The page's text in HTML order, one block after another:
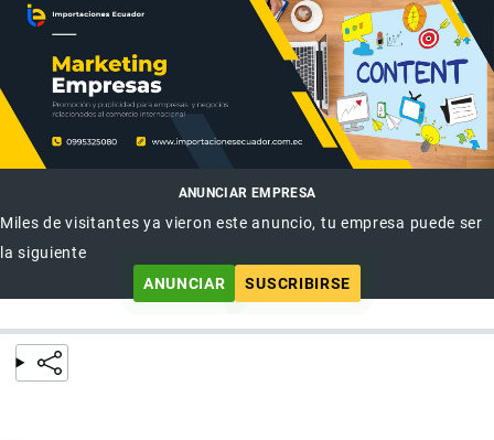
ANUNCIAR EMPRESA
Miles de visitantes ya vieron este anuncio, tu empresa puede ser
la siguiente
ANUNCIAR
SUSCRIBIRSE